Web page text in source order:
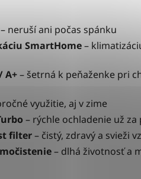
– neruší ani počas spánku
SmartHome–
A+– šetrná k peňaženke pri
využitie, aj v zime
– rýchle ochladenie už
filter– čistý, zdravý a svieži
– dlhá životnosť a